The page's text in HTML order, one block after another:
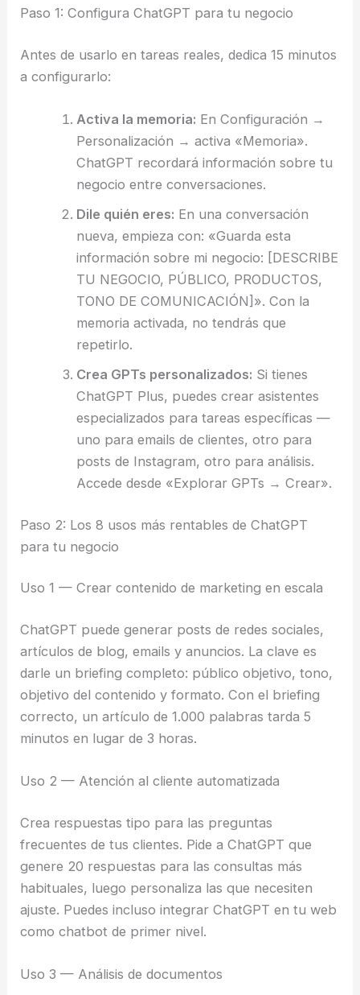
Paso 1: Configura ChatGPT para tu negocio
Antes de usarlo en tareas reales, dedica 15 minutos
a configurarlo:
Activa la memoria: En Configuración →
Personalización → activa «Memoria».
ChatGPT recordará información sobre tu
negocio entre conversaciones.
Dile quién eres: En una conversación
nueva, empieza con: «Guarda esta
información sobre mi negocio: [DESCRIBE
TU NEGOCIO, PÚBLICO, PRODUCTOS,
TONO DE COMUNICACIÓN]». Con la
memoria activada, no tendrás que
repetirlo.
Crea GPTs personalizados: Si tienes
ChatGPT Plus, puedes crear asistentes
especializados para tareas específicas —
uno para emails de clientes, otro para
posts de Instagram, otro para análisis.
Accede desde «Explorar GPTs → Crear».
Paso 2: Los 8 usos más rentables de ChatGPT
para tu negocio
Uso 1 — Crear contenido de marketing en escala
ChatGPT puede generar posts de redes sociales,
artículos de blog, emails y anuncios. La clave es
darle un briefing completo: público objetivo, tono,
objetivo del contenido y formato. Con el briefing
correcto, un artículo de 1.000 palabras tarda 5
minutos en lugar de 3 horas.
Uso 2 — Atención al cliente automatizada
Crea respuestas tipo para las preguntas
frecuentes de tus clientes. Pide a ChatGPT que
genere 20 respuestas para las consultas más
habituales, luego personaliza las que necesiten
ajuste. Puedes incluso integrar ChatGPT en tu web
como chatbot de primer nivel.
Uso 3 — Análisis de documentos